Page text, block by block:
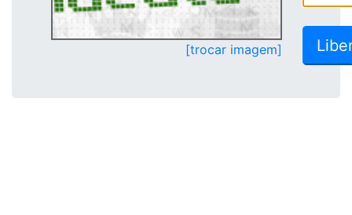
[trocar imagem]